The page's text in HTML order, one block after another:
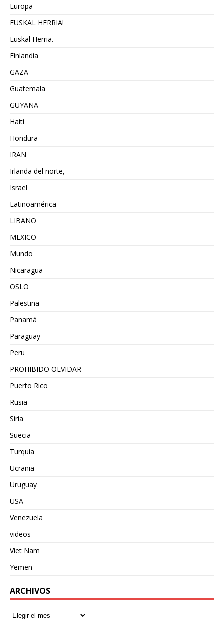
Europa
EUSKAL HERRIA!
Euskal Herria.
Finlandia
GAZA
Guatemala
GUYANA
Haiti
Hondura
IRAN
Irlanda del norte,
Israel
Latinoamérica
LIBANO
MEXICO
Mundo
Nicaragua
OSLO
Palestina
Panamá
Paraguay
Peru
PROHIBIDO OLVIDAR
Puerto Rico
Rusia
Siria
Suecia
Turquia
Ucrania
Uruguay
USA
Venezuela
videos
Viet Nam
Yemen
ARCHIVOS